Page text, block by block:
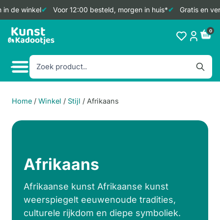
de winkel Voor 12:00 besteld, morgen in huis* Gratis en
Doorgaan
naar
0
Home / Winkel / Stijl / Afrikaans
Afrikaans
Afrikaanse kunst Afrikaanse kunst
weerspiegelt eeuwenoude tradities,
culturele rijkdom en diepe symboliek.